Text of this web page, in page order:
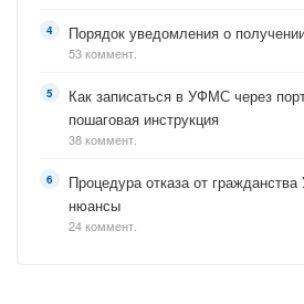
Порядок уведомления о
53 коммент.
Как записаться в УФМС через
пошаговая инструкция
38 коммент.
Процедура отказа от гражданства
нюансы
24 коммент.